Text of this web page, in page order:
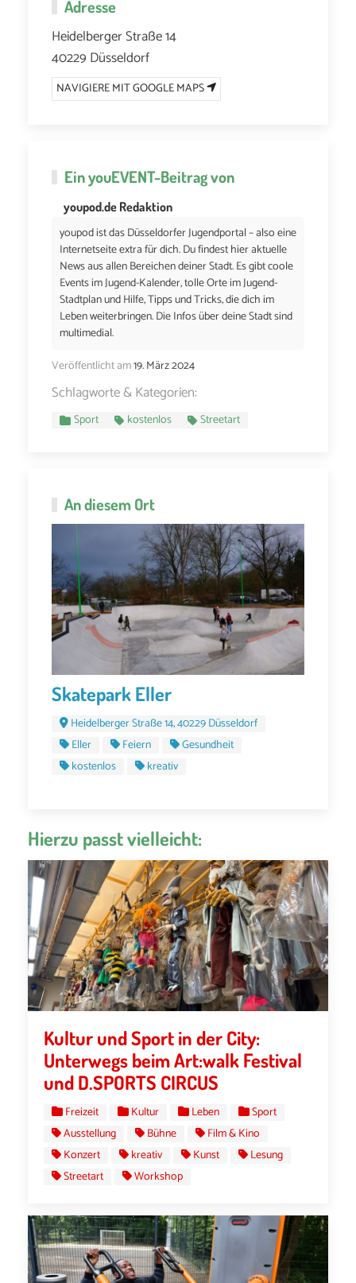
Adresse
Heidelberger Straße 14
40229 Düsseldorf
NAVIGIERE MIT GOOGLE MAPS
EinyouEVENT-Beitrag von
youpod.de Redaktion
youpod ist das Düsseldorfer Jugendportal – also eine
Internetseite extra für dich. Du findest hier aktuelle
News aus allen Bereichen deiner Stadt. Es gibt coole
Events im Jugend-Kalender, tolle Orte im Jugend-
Stadtplan und Hilfe, Tipps und Tricks, die dich im
Leben weiterbringen. Die Infos über deine Stadt sind
multimedial.
Veröffentlicht am19. März 2024
Schlagworte & Kategorien:
Sport kostenlos Streetart
An diesem Ort
Skatepark Eller
Heidelberger Straße 14, 40229 Düsseldorf
Eller
Feiern
Gesundheit
kostenlos
kreativ
Hierzu passt vielleicht:
Kultur und Sport in der City:
Unterwegs beim Art:walk Festival
und D.SPORTS CIRCUS
Freizeit Kultur Leben
Sport
Ausstellung
Bühne
Film & Kino
Konzert
kreativ Kunst
Lesung
Streetart
Workshop